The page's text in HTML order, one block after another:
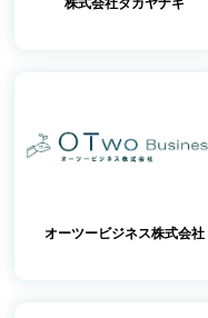
株式会社タカヤナギ
オーツービジネス株式会社